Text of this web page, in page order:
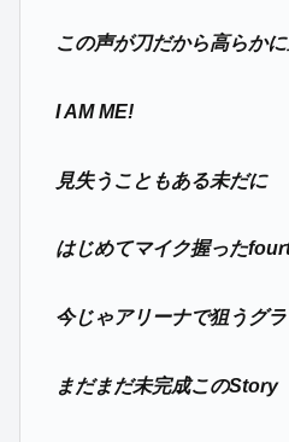
この声が刀だから高らか
I AM ME!
見失うこともある未だに
はじめてマイク握った
今じゃアリーナで狙うグ
まだまだ未完成このStory